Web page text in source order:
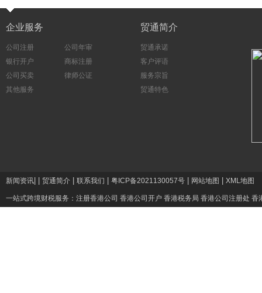
企业服务
公司注册
公司年审
银行开户
商标注册
公司买卖
律师公证
其他服务
贸通简介
贸通承诺
客户评语
服务宗旨
贸通特色
新闻资讯 贸通简介 联系我们 粤ICP备2021130057号 网站地图 XML地图
一站式跨境财税服务： 注册香港公司 香港公司开户 香港税务局 香港公司注册处 香